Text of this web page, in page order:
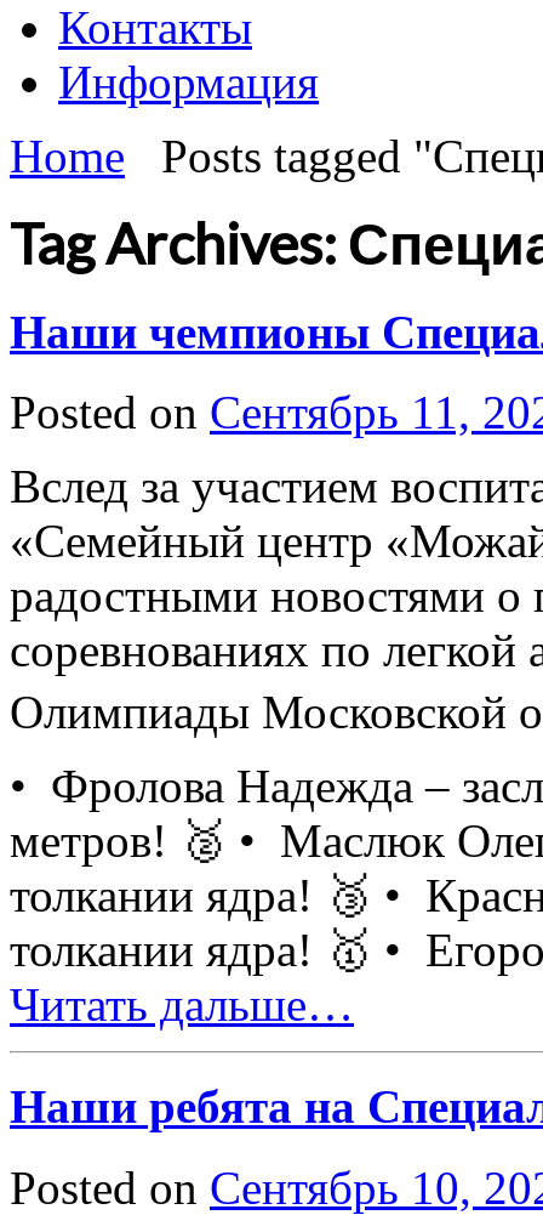
Контакты
Информация
Home
Posts tagged
Tag Archives:
Наши чемпионы
Posted on Сентябрь 11,
Вслед за участием
«Семейный центр
радостными новостями о
соревнованиях по легкой
Олимпиады Московской
• Фролова Надежда –
метров! 🥈 • Маслюк
толкании ядра! 🥉 •
толкании ядра! 🥇 •
Читать дальше…
Наши ребята на
Posted on Сентябрь 10,